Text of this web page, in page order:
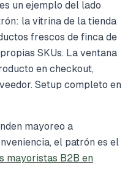
un ejemplo del lado
la vitrina de la tienda
frescos de finca de
SKUs. La ventana
en checkout,
Setup completo en
mayoreo a
el patrón es el
mayoristas B2B en